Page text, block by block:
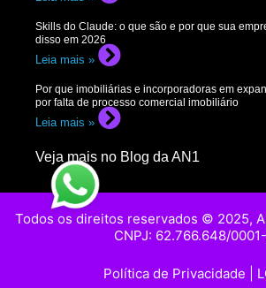
Skills do Claude: o que são e por que sua
disso em 2026
Leia mais »
Por que imobiliárias e incorporadoras em
por falta de processo comercial imobiliário
Leia mais »
Veja mais no Blog da AN1
Todos os direitos reservados © 2025,
CNPJ: 62.766.648/
Política de Privacidade